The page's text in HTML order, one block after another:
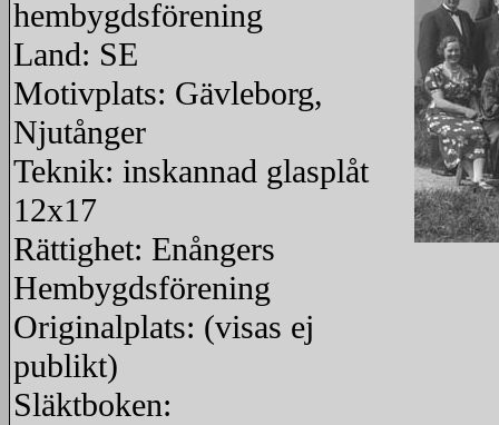
hembygdsförening
Land: SE
Motivplats: Gävleborg,
Njutånger
Teknik: inskannad glasplåt
12x17
Rättighet: Enångers
Hembygdsförening
Originalplats: (visas ej
publikt)
Släktboken: